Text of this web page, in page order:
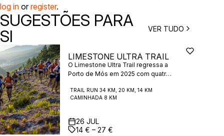
log in orregister.
SUGESTÕES PARA
SI
VER TUDO
LIMESTONE ULTRA TRAIL
O Limestone Ultra Trail regressa a
Porto de Mós em 2025 com quatro
emblemática região calcária de
Portugal, conhecida pelas suas
impressionantes e trilhos de
montanha deslumbrantes. Com
TRAIL RUN 34 KM, 20 KM, 14 KM
CAMINHADA 8 KM
26 JUL
14 € – 27 €